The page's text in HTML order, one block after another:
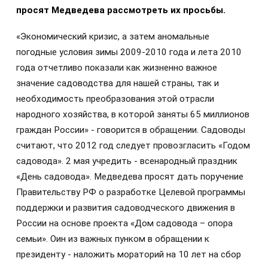
просят Медведева рассмотреть их просьбы.
«Экономический кризис, а затем аномальные
погодные условия зимы 2009-2010 года и лета 2010
года отчетливо показали как жизненно важное
значение садоводства для нашей страны, так и
необходимость преобразования этой отрасли
народного хозяйства, в которой заняты 65 миллионов
граждан России» - говорится в обращении. Садоводы
считают, что 2012 год следует провозгласить «Годом
садовода». 2 мая учредить - всенародный праздник
«День садовода». Медведева просят дать поручение
Правительству РФ о разработке Целевой программы
поддержки и развития садоводческого движения в
России на основе проекта «Дом садовода – опора
семьи». Оин из важных пунком в обращении к
президенту - наложить мораторий на 10 лет на сбор